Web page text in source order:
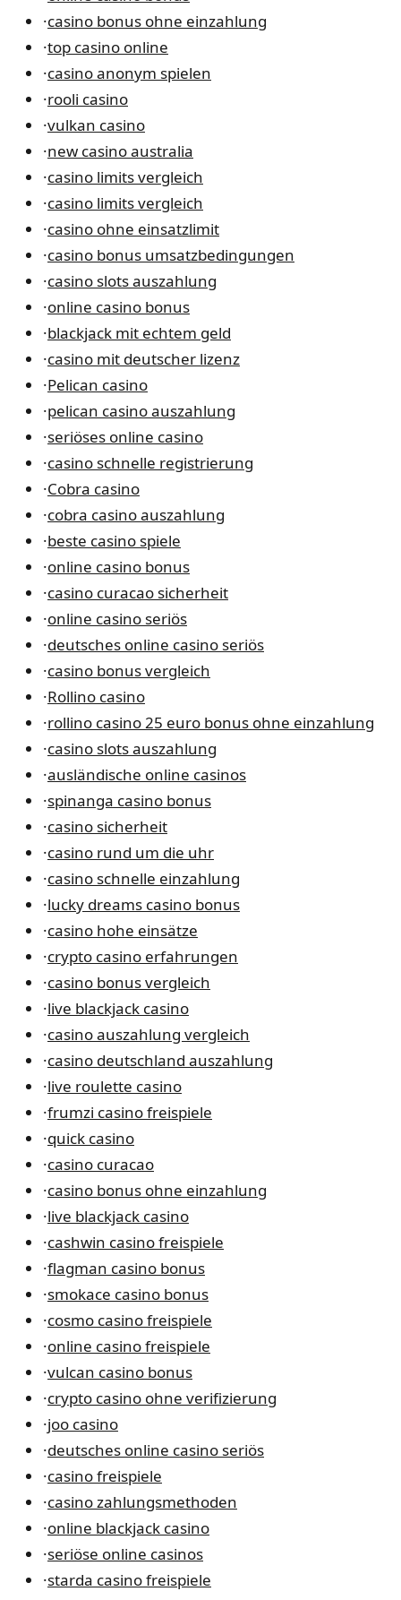
·casino bonus ohne einzahlung
·top casino online
·casino anonym spielen
·rooli casino
·vulkan casino
·new casino australia
·casino limits vergleich
·casino limits vergleich
·casino ohne einsatzlimit
·casino bonus umsatzbedingungen
·casino slots auszahlung
·online casino bonus
·blackjack mit echtem geld
·casino mit deutscher lizenz
·Pelican casino
·pelican casino auszahlung
·seriöses online casino
·casino schnelle registrierung
·Cobra casino
·cobra casino auszahlung
·beste casino spiele
·online casino bonus
·casino curacao sicherheit
·online casino seriös
·deutsches online casino seriös
·casino bonus vergleich
·Rollino casino
·rollino casino 25 euro bonus ohne einzahlung
·casino slots auszahlung
·ausländische online casinos
·spinanga casino bonus
·casino sicherheit
·casino rund um die uhr
·casino schnelle einzahlung
·lucky dreams casino bonus
·casino hohe einsätze
·crypto casino erfahrungen
·casino bonus vergleich
·live blackjack casino
·casino auszahlung vergleich
·casino deutschland auszahlung
·live roulette casino
·frumzi casino freispiele
·quick casino
·casino curacao
·casino bonus ohne einzahlung
·live blackjack casino
·cashwin casino freispiele
·flagman casino bonus
·smokace casino bonus
·cosmo casino freispiele
·online casino freispiele
·vulcan casino bonus
·crypto casino ohne verifizierung
·joo casino
·deutsches online casino seriös
·casino freispiele
·casino zahlungsmethoden
·online blackjack casino
·seriöse online casinos
·starda casino freispiele